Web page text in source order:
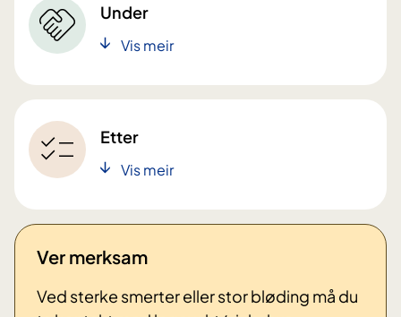
Under
Vis meir
Etter
Vis meir
Ver merksam
Ved sterke smerter eller stor bløding må du